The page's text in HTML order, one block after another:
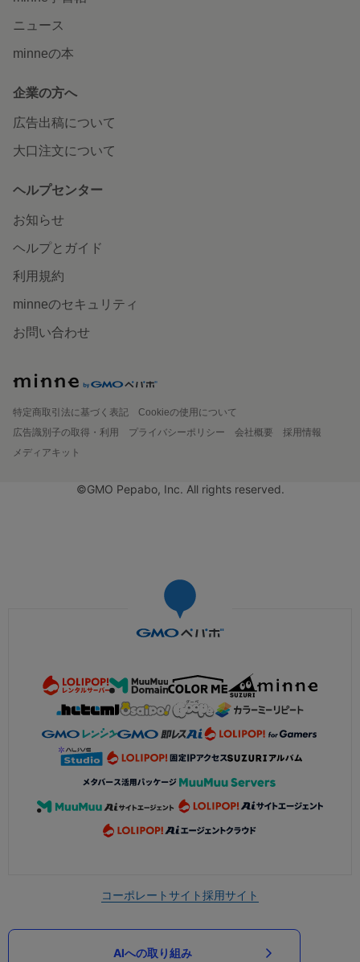
ニュース
minneの本
企業の方へ
広告出稿について
大口注文について
ヘルプセンター
お知らせ
ヘルプとガイド
利用規約
minneのセキュリティ
お問い合わせ
特定商取引法に基づく表記
Cookieの使用について
広告識別子の取得・利用
プライバシーポリシー 会社概要
採用情報
メディアキット
©GMO Pepabo, Inc. All rights reserved.
コーポレートサイト採用サイト
AIへの取り組み